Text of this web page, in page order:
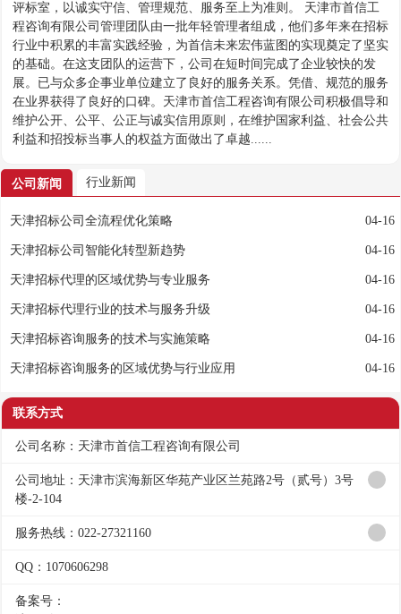
评标室，以诚实守信、管理规范、服务至上为准则。 天津市首信工
程咨询有限公司管理团队由一批年轻管理者组成，他们多年来在招标
行业中积累的丰富实践经验，为首信未来宏伟蓝图的实现奠定了坚实
的基础。在这支团队的运营下，公司在短时间完成了企业较快的发
展。已与众多企事业单位建立了良好的服务关系。凭借、规范的服务
在业界获得了良好的口碑。天津市首信工程咨询有限公司积极倡导和
维护公开、公平、公正与诚实信用原则，在维护国家利益、社会公共
利益和招投标当事人的权益方面做出了卓越......
公司新闻 行业新闻
04-16
天津招标公司全流程优化策略
04-16
天津招标公司智能化转型新趋势
04-16
天津招标代理的区域优势与专业服务
04-16
天津招标代理行业的技术与服务升级
04-16
天津招标咨询服务的技术与实施策略
04-16
天津招标咨询服务的区域优势与行业应用
联系方式
公司名称：天津市首信工程咨询有限公司
公司地址：天津市滨海新区华苑产业区兰苑路2号（贰号）3号
楼-2-104
服务热线：022-27321160
QQ：1070606298
备案号：